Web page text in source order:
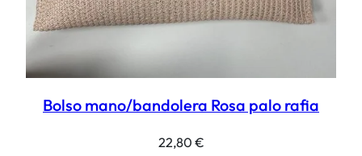
Bolso mano/bandolera Rosa palo rafia
22,80 €